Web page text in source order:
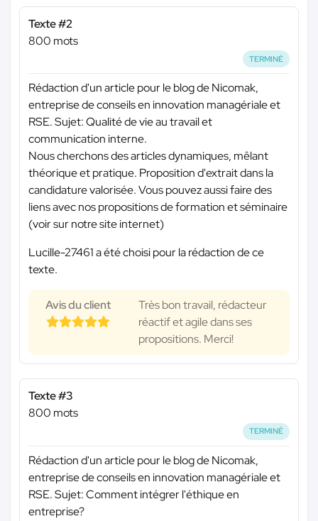
Texte #2
800 mots
TERMINÉ
Rédaction d'un article pour le blog de Nicomak,
entreprise de conseils en innovation managériale et
RSE. Sujet: Qualité de vie au travail et
communication interne.
Nous cherchons des articles dynamiques, mêlant
théorique et pratique. Proposition d'extrait dans la
candidature valorisée. Vous pouvez aussi faire des
liens avec nos propositions de formation et séminaire
(voir sur notre site internet)
Lucille-27461 a été choisi pour la rédaction de ce
texte.
Avis du client
Très bon travail, rédacteur
réactif et agile dans ses
propositions. Merci!
Texte #3
800 mots
TERMINÉ
Rédaction d'un article pour le blog de Nicomak,
entreprise de conseils en innovation managériale et
RSE. Sujet: Comment intégrer l'éthique en
entreprise?